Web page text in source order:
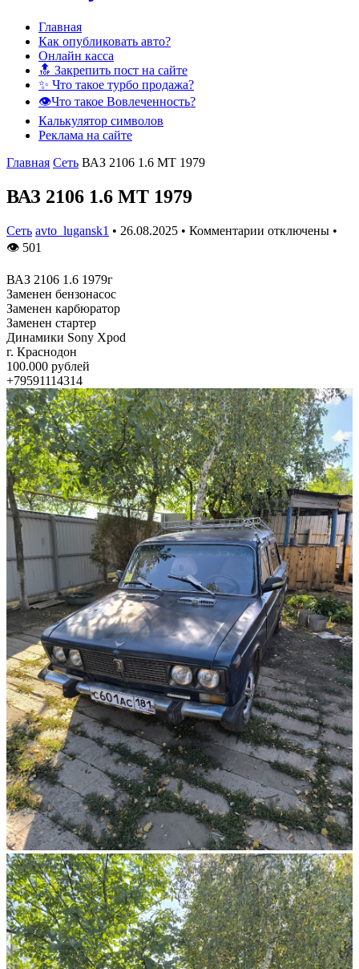
Главная
Как опубликовать авто?
Онлайн касса
🔝 Закрепить пост на сайте
✨ Что такое турбо продажа?
👁️Что такое Вовлеченность?
Калькулятор символов
Реклама на сайте
Главная Сеть ВАЗ 2106 1.6 MT 1979
ВАЗ 2106 1.6 MT 1979
Сеть avto_lugansk1 • 26.08.2025 • Комментарии отключены •
👁 501
ВАЗ 2106 1.6 1979г
Заменен бензонасос
Заменен карбюратор
Заменен стартер
Динамики Sony Xpod
г. Краснодон
100.000 рублей
+79591114314